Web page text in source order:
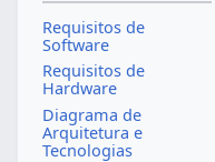
Requisitos de
Software
Requisitos de
Hardware
Diagrama de
Arquitetura e
Tecnologias